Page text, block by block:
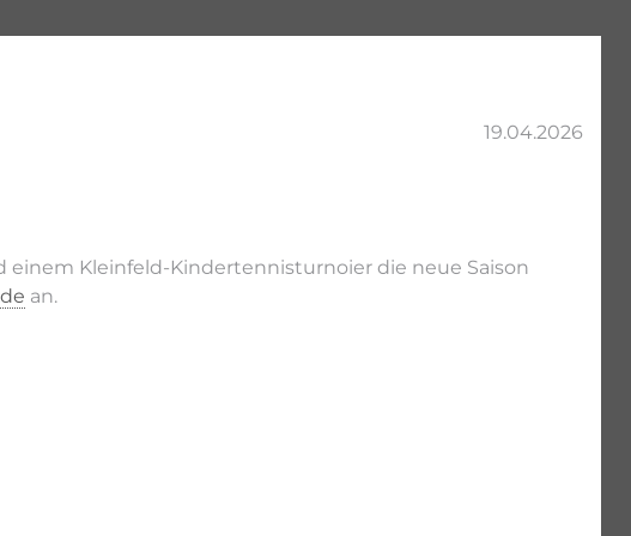
19.04.2026
Kleinfeld-Kindertennisturnoier die neue Saison
an.